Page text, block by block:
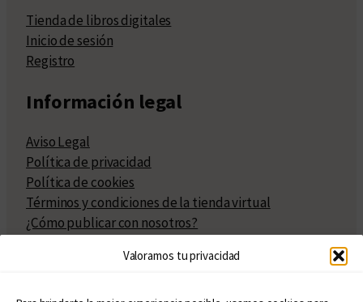
Valoramos tu privacidad
Tienda de libros digitales
Inicio de sesión
Registro
Información legal
Aviso Legal
Política de privacidad
Política de cookies
Términos y condiciones de la tienda virtual
¿Cómo publicar con nosotros?
Políticas de publicación